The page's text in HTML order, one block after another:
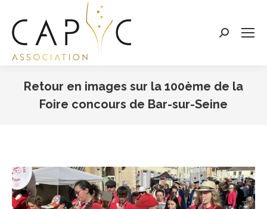
Search:
Retour en images sur la 100ème de la
Foire concours de Bar-sur-Seine